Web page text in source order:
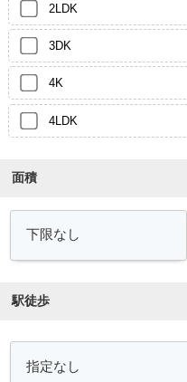
2LDK
3DK
4K
4LDK
面積
駅徒歩